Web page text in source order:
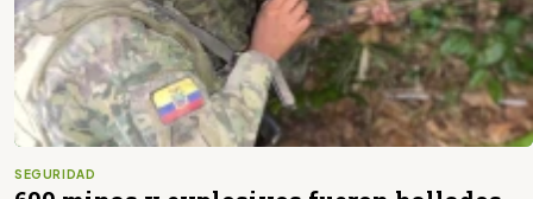
SEGURIDAD